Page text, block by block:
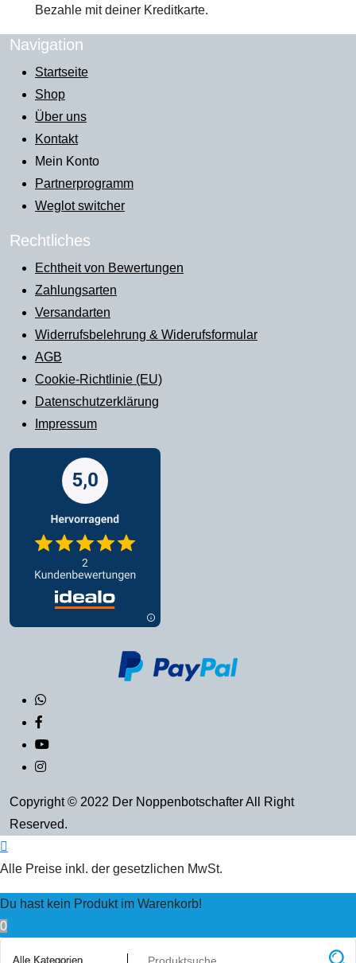
Bezahle mit deiner Kreditkarte.
Navigation
Startseite
Shop
Über uns
Kontakt
Mein Konto
Partnerprogramm
Weglot switcher
Rechtliches
Echtheit von Bewertungen
Zahlungsarten
Versandarten
Widerrufsbelehrung & Widerufsformular
AGB
Cookie-Richtlinie (EU)
Datenschutzerklärung
Impressum
Copyright © 2022 Der Noppenbotschafter All Right
Reserved.
Alle Preise inkl. der gesetzlichen MwSt.
Du hast kein Produkt im Warenkorb!
0